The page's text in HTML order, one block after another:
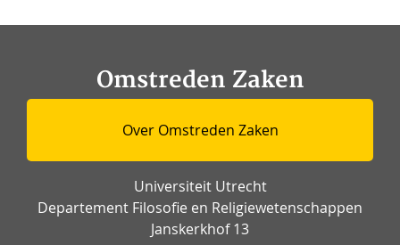
Omstreden Zaken
Over Omstreden Zaken
Universiteit Utrecht
Departement Filosofie en Religiewetenschappen
Janskerkhof 13